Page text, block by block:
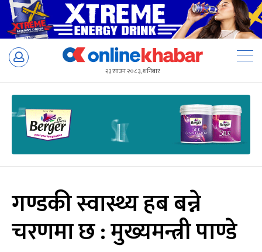
Skip
२३ साउन २०८३, शनिबार
गण्डकी स्वास्थ्य हब बन्ने
चरणमा छ : मुख्यमन्त्री पाण्डे